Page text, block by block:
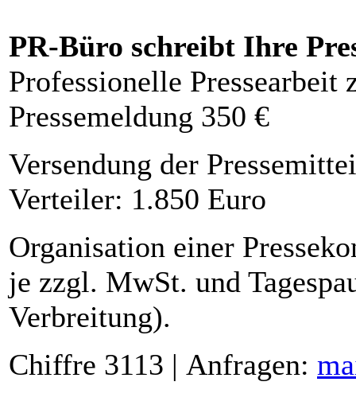
PR-Büro schreibt Ihre
Professionelle Pressearbeit
Pressemeldung 350 €
Versendung der
Verteiler: 1.850 Euro
Organisation einer
je zzgl. MwSt. und
Verbreitung).
Chiffre 3113 | Anfragen: